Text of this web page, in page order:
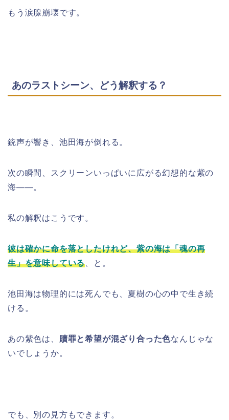
もう涙腺崩壊です。
あのラストシーン、どう解釈する？
銃声が響き、池田海が倒れる。
次の瞬間、スクリーンいっぱいに広がる幻想的な紫の
海――。
私の解釈はこうです。
彼は確かに命を落としたけれど、紫の海は「魂の再
生」を意味している 、と。
池田海は物理的には死んでも、夏樹の心の中で生き続
ける。
あの紫色は、 贖罪と希望が混ざり合った色なんじゃな
いでしょうか。
でも、別の見方もできます。